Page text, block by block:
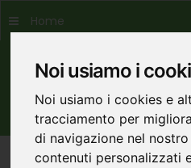
Noi usiamo i
Noi usiamo i cookies e
tracciamento per
di navigazione nel
contenuti personalizzati
Home